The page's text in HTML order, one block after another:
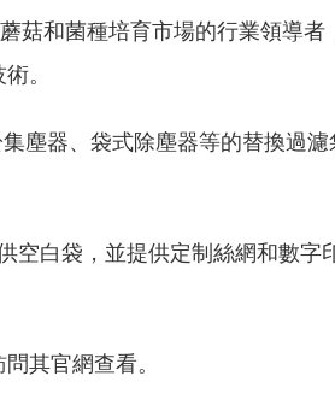
菇和菌種培育市場的行業領導者
。
集塵器、袋式除塵器等的替換過
空白袋，並提供定制絲網和數字
問其官網查看。